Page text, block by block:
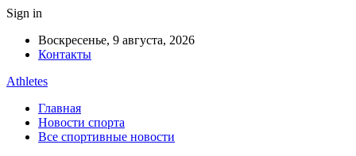
Sign in
Воскресенье, 9 августа, 2026
Контакты
Athletes
Главная
Новости спорта
Все спортивные новости